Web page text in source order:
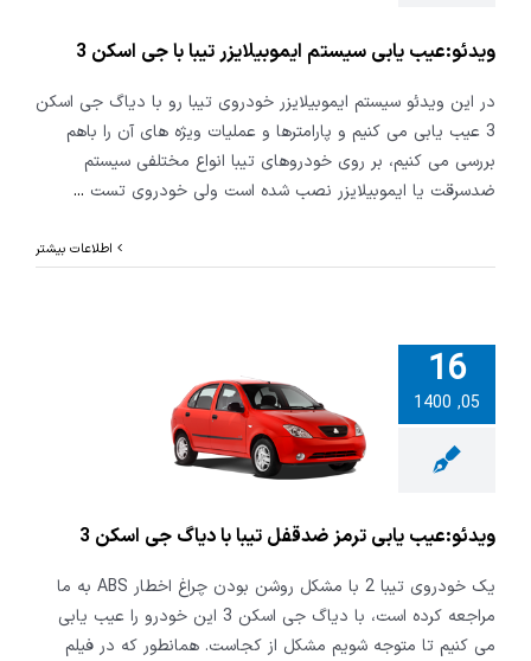
ویدئو:عیب یابی سیستم ایموبیلایزر تیبا با جی اسکن 3
در این ویدئو سیستم ایموبیلایزر خودروی تیبا رو با دیاگ جی اسکن
3 عیب یابی می کنیم و پارامترها و عملیات ویژه های آن را باهم
بررسی می کنیم، بر روی خودروهای تیبا انواع مختلفی سیستم
ضدسرقت یا ایموبیلایزر نصب شده است ولی خودروی تست ...
اطلاعات بیشتر
16
05, 1400
یابی ترمز
با دیاگ
ویدئو:عیب یابی ترمز ضدقفل تیبا با دیاگ جی اسکن 3
یک خودروی تیبا 2 با مشکل روشن بودن چراغ اخطار ABS به ما
مراجعه کرده است، با دیاگ جی اسکن 3 این خودرو را عیب یابی
می کنیم تا متوجه شویم مشکل از کجاست. همانطور که در فیلم